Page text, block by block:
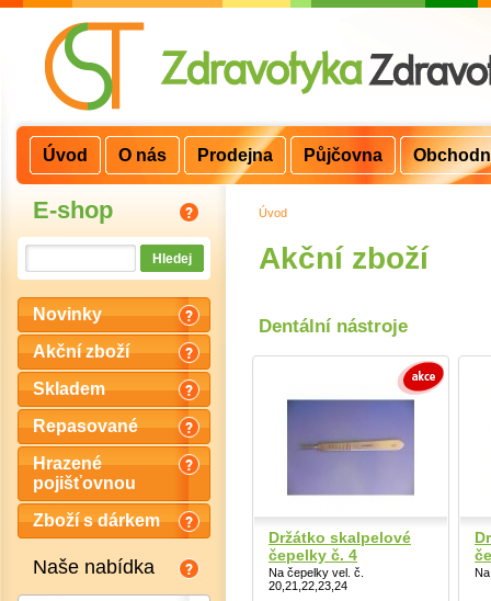
E-shop
Novinky
Akční zboží
Skladem
Repasované
Hrazené
pojišťovnou
Zboží s dárkem
Naše nabídka
Úvod
Akční zboží
Dentální nástroje
Držátko skalpelové
čepelky č. 4
Na čepelky vel. č.
20,21,22,23,24
Úvod O nás Prodejna Půjčovna